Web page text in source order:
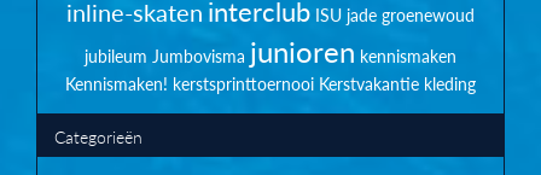
inline-skaten interclub ISU jade groenewoud
jubileum Jumbovisma junioren kennismaken
Kennismaken! kerstsprinttoernooi Kerstvakantie kleding
Categorieën